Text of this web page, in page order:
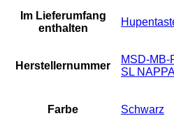
Im Lieferumfang
enthalten
Herstellernummer
MSD-MB-
SL
Farbe Schwarz